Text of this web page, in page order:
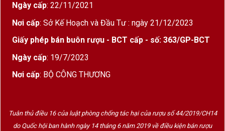
Ngày cấp: 22/11/2021
Nơi cấp: Sở Kế Hoạch và Đầu Tư : ngày 21/12/2023
Giấy phép bán buôn rượu - BCT cấp - số: 363/GP-BCT
Ngày cấp: 19/7/2023
Nơi cấp: BỘ CÔNG THƯƠNG
Tuân thủ điều 16 của luật phòng chống tác hại của rượu số 44/2019/CH14
do Quốc hội ban hành ngày 14 tháng 6 năm 2019 về điều kiện bán rượu